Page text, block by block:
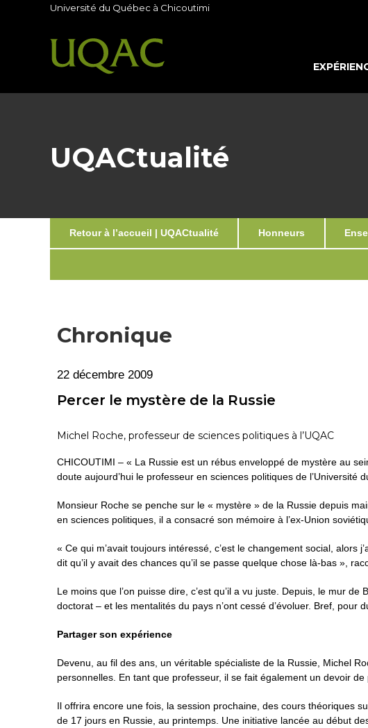
Université du Québec à Chicoutimi
UQACtualité
Retour à l’accueil | UQACtualité Honneurs
Chronique
22 décembre 2009
Percer le mystère de la Russie
Michel Roche, professeur de sciences politiques à l’UQAC
CHICOUTIMI – « La Russie est un rébus enveloppé de mystère au
doute aujourd’hui le professeur en sciences politiques de l’Université
Monsieur Roche se penche sur le « mystère » de la Russie depuis
en sciences politiques, il a consacré son mémoire à l’ex-Union
« Ce qui m’avait toujours intéressé, c’est le changement social, alors
dit qu’il y avait des chances qu’il se passe quelque chose là-bas »,
Le moins que l’on puisse dire, c’est qu’il a vu juste. Depuis, le mur
doctorat – et les mentalités du pays n’ont cessé d’évoluer. Bref, pour
Partager son expérience
Devenu, au fil des ans, un véritable spécialiste de la Russie, Michel
personnelles. En tant que professeur, il se fait également un devoir
Il offrira encore une fois, la session prochaine, des cours théoriques
de 17 jours en Russie, au printemps. Une initiative lancée au début